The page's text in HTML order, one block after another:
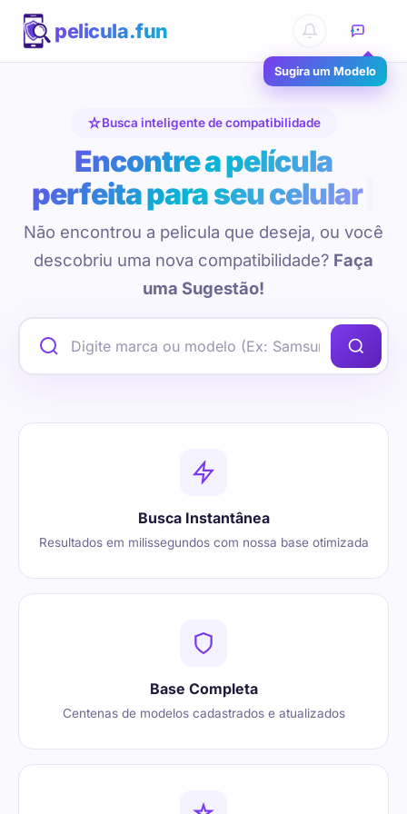
pelicula.fun
Sugira um Modelo
Busca inteligente de compatibilidade
Encontre a película
perfeita para seu celular
Não encontrou a pelicula que deseja, ou você
descobriu uma nova compatibilidade? Faça
uma Sugestão!
Busca Instantânea
Resultados em milissegundos com nossa base otimizada
Base Completa
Centenas de modelos cadastrados e atualizados